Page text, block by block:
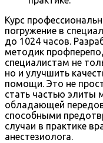
Курс
погружение в
до 1024 часов.
методик
специалистам не
но и улучшить
помощи. Это не
стать частью элиты
обладающей
способными
случаи в практике
анестезиолога.